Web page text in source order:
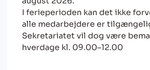
I ferieperioden kan det ikke
alle medarbejdere er
Sekretariatet vil dog være
hverdage kl. 09.00–12.00